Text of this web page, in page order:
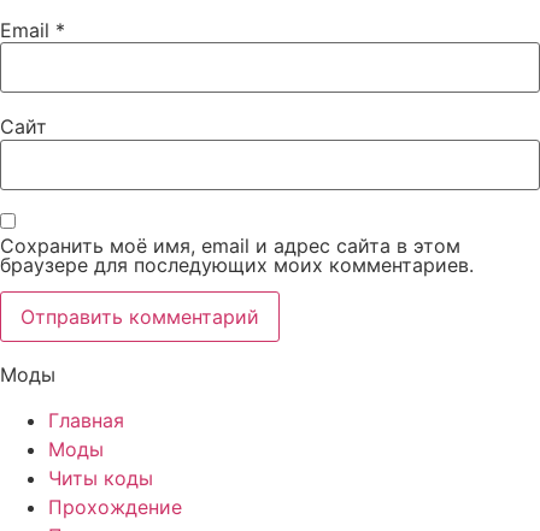
Email *
Сайт
Сохранить моё имя, email и адрес сайта в этом
браузере для последующих моих комментариев.
Моды
Главная
Моды
Читы коды
Прохождение